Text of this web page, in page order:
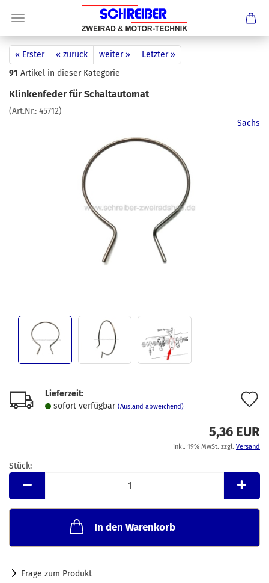
« Erster « zurück weiter »
Letzter »
91 Artikel in dieser Kategorie
Klinkenfeder für Schaltautomat
(Art.Nr.: 45712)
Sachs
Lieferzeit:
sofort verfügbar (Ausland abweichend)
5,36 EUR
inkl. 19% MwSt. zzgl. Versand
Stück:
Stück
In den Warenkorb
Frage zum Produkt